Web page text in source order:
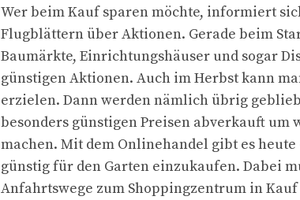
Wer beim Kauf sparen möchte, informiert
Flugblättern über Aktionen. Gerade beim
Baumärkte, Einrichtungshäuser und sogar
günstigen Aktionen. Auch im Herbst kann
erzielen. Dann werden nämlich übrig
besonders günstigen Preisen abverkauft um
machen. Mit dem Onlinehandel gibt es
günstig für den Garten einzukaufen. Dabei
Anfahrtswege zum Shoppingzentrum in